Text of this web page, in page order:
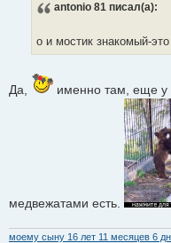
antonio 81 писал(а):
о и мостик знакомый-
Да, именно там, еще
медвежатами есть.
моему сыну 16 лет 11 месяцев 6